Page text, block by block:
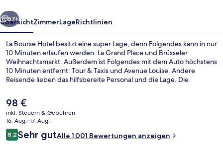
Weiter
57+
ÜbersichtZimmerLageRichtlinien
La Bourse Hotel besitzt eine super Lage, denn Folgendes kann in nur
10 Minuten erlaufen werden: La Grand Place und Brüsseler
Weihnachtsmarkt. Außerdem ist Folgendes mit dem Auto höchstens
10 Minuten entfernt: Tour & Taxis und Avenue Louise. Andere
Reisende lieben das hilfsbereite Personal und die Lage. Die
entfernt: Zur Station Bourse-Beurs sind es nur wenige Schritte und
zur Station De Brouckère 5 Minuten.
Der
aktuelle
Preis
beträgt
98 €.
98 €
inkl. Steuern & Gebühren
16. Aug.–17. Aug.
Bewertungen
8,28,2 von 10.
Sehr gutAlle 1.001 Bewertungen anzeigen